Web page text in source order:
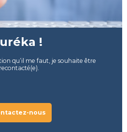
!
qu’il me faut, je souhaite être
recontacté(e).
nous